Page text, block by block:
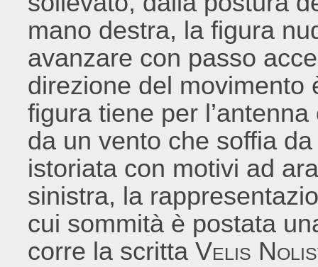
mano destra, la figura
avanzare con passo
direzione del movimento
figura tiene per
da un vento che soffia
istoriata con motivi ad
sinistra, la
cui sommità è postata
corre la scrittaVelis